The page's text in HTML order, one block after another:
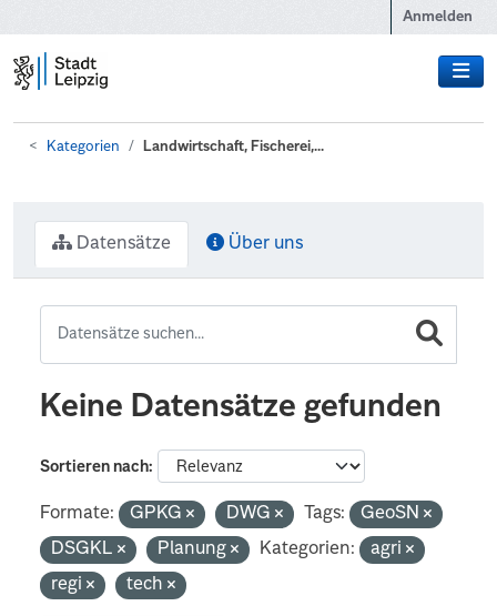
Anmelden
Kategorien Landwirtschaft, Fischerei,...
Datensätze Über uns
Keine Datensätze gefunden
Sortieren nach
Formate: GPKG DWG Tags:
GeoSN
DSGKL
Planung Kategorien:
agri
regi
tech